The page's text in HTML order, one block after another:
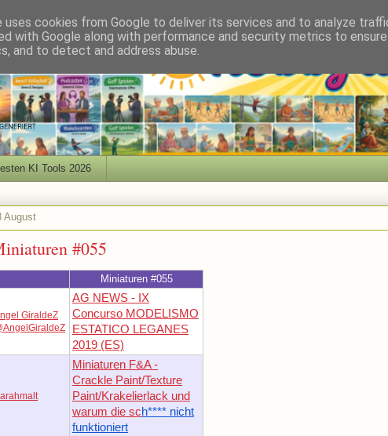
KI Tools 2026
August
#055
Miniaturen #055
GiraldeZ
AG NEWS - IX
Concurso MODELISMO
ESTATICO LEGANES
2019 (ES)
Miniaturen F&A -
Crackle Paint/Texture
Paint/Krakelierlack und
warum die sch**** nicht
funktioniert
uses cookies from Google to deliver its services and to analyze
with Google along with performance and security metrics to
and to detect and address abuse.